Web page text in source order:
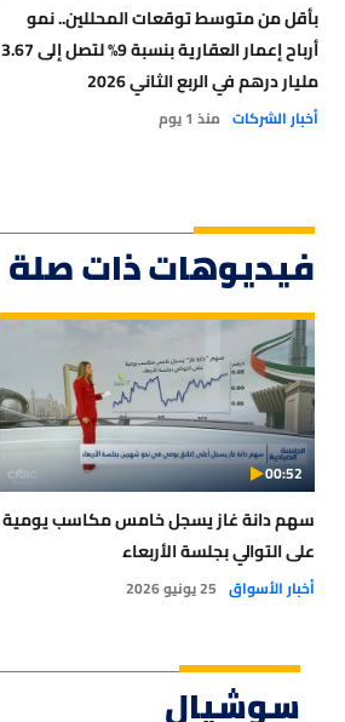
بأقل من متوسط توقعات المحللين.. نمو
أرباح إعمار العقارية بنسبة 9% لتصل إلى 3.67
مليار درهم في الربع الثاني 2026
أخبار الشركات منذ 1 يوم
فيديوهات ذات صلة
00:52
سهم دانة غاز يسجل خامس مكاسب يومية
على التوالي بجلسة الأربعاء
أخبار الأسواق 25 يونيو 2026
سوشيال